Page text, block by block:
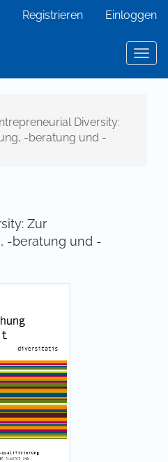
Registrieren Einloggen
Diversity:
-beratung und -
Zur
-beratung und -